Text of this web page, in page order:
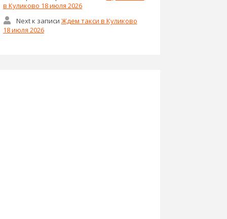
в Куликово 18 июля 2026
Nextк записи Ждем такси в Куликово
18 июля 2026